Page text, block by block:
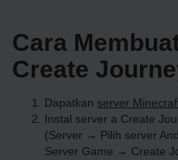
Cara
Create
Dapatkan server
Instal server a Create
(Server → Pilih server
Server Game → Create